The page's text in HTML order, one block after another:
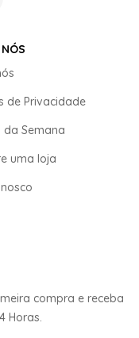
de Privacidade
da Semana
uma loja
compra e receba
4 Horas.